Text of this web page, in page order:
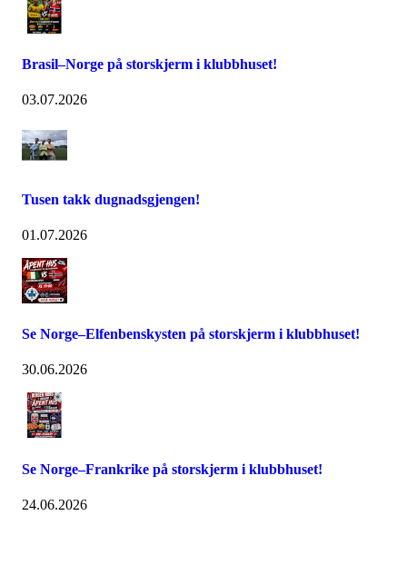
Brasil–Norge på storskjerm i klubbhuset!
03.07.2026
Tusen takk dugnadsgjengen!
01.07.2026
Se Norge–Elfenbenskysten på storskjerm i klubbhuset!
30.06.2026
Se Norge–Frankrike på storskjerm i klubbhuset!
24.06.2026